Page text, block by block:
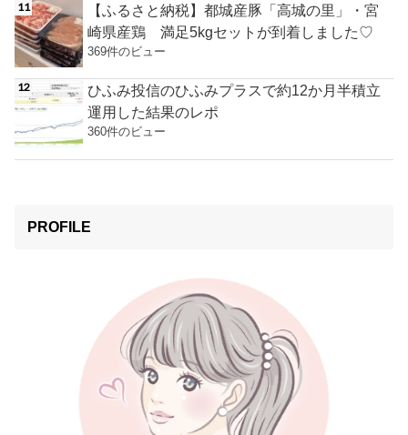
【ふるさと納税】都城産豚「高城の里」・宮
崎県産鶏 満足5kgセットが到着しました♡
369件のビュー
ひふみ投信のひふみプラスで約12か月半積立
運用した結果のレポ
360件のビュー
PROFILE